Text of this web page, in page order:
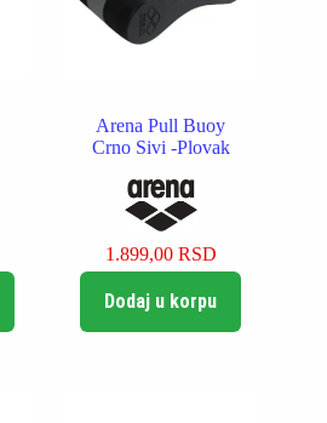
Arena Pull Buoy
Crno Sivi -Plovak
1.899,00 RSD
Dodaj u korpu